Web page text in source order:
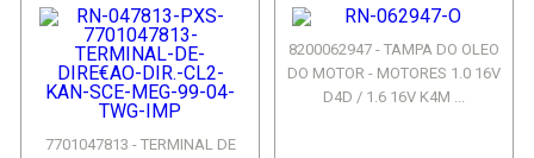
7701047813 - TERMINAL DE
8200062947 - TAMPA DO OLEO
DO MOTOR - MOTORES 1.0 16V
D4D / 1.6 16V K4M ...